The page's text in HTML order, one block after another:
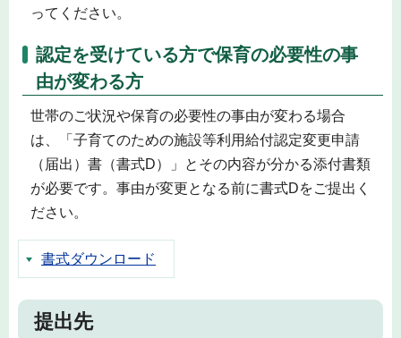
ってください。
認定を受けている方で保育の必要性の事
由が変わる方
世帯のご状況や保育の必要性の事由が変わる場合
は、「子育てのための施設等利用給付認定変更申請
（届出）書（書式D）」とその内容が分かる添付書類
が必要です。事由が変更となる前に書式Dをご提出く
ださい。
書式ダウンロード
提出先